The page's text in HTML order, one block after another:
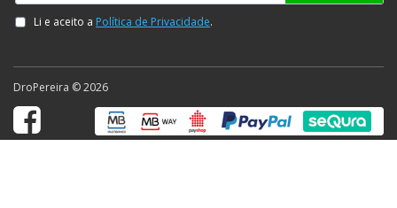
DroPereira © 2026